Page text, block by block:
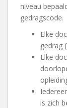
niveau
gedragscode.
Elke
gedrag
Elke
is zich